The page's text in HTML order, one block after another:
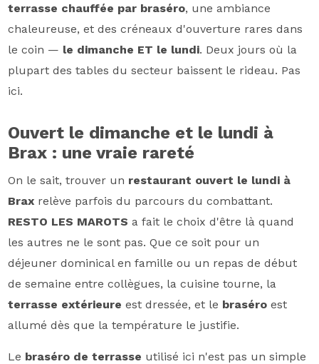
terrasse chauffée par braséro, une ambiance
chaleureuse, et des créneaux d'ouverture rares dans
le coin — le dimanche ET le lundi. Deux jours où la
plupart des tables du secteur baissent le rideau. Pas
ici.
Ouvert le dimanche et le lundi à
Brax : une vraie rareté
On le sait, trouver un restaurant ouvert le lundi à
Brax relève parfois du parcours du combattant.
RESTO LES MAROTS a fait le choix d'être là quand
les autres ne le sont pas. Que ce soit pour un
déjeuner dominical en famille ou un repas de début
de semaine entre collègues, la cuisine tourne, la
terrasse extérieure est dressée, et le braséro est
allumé dès que la température le justifie.
Le braséro de terrasse utilisé ici n'est pas un simple